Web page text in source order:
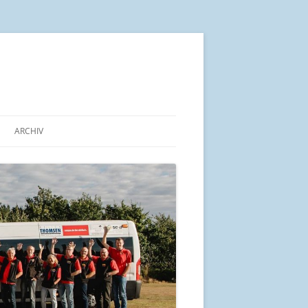
SEINE LAGE
ARCHIV
ARBEITSGEMEINSCHAFT „PRO
BÜRGERBUS SCHLESWIG-
HOLSTEIN“